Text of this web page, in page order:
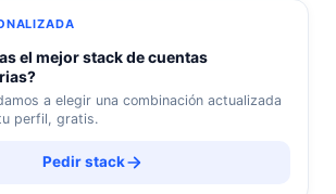
el mejor stack de cuentas
a elegir una combinación actualizada
perfil, gratis.
Pedir stack